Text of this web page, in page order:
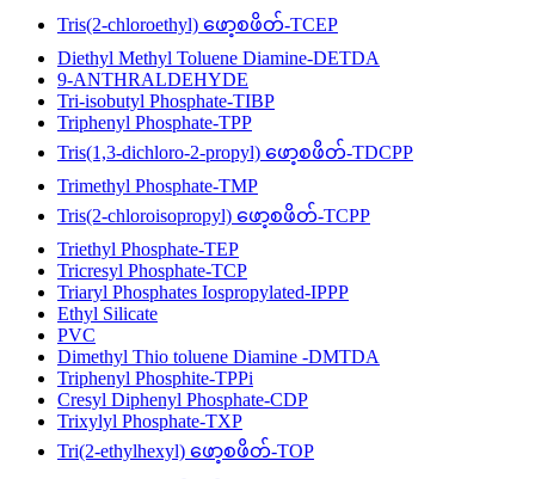
Tris(2-chloroethyl) ဖော့စဖိတ်-TCEP
Diethyl Methyl Toluene Diamine-DETDA
9-ANTHRALDEHYDE
Tri-isobutyl Phosphate-TIBP
Triphenyl Phosphate-TPP
Tris(1,3-dichloro-2-propyl) ဖော့စဖိတ်-TDCPP
Trimethyl Phosphate-TMP
Tris(2-chloroisopropyl) ဖော့စဖိတ်-TCPP
Triethyl Phosphate-TEP
Tricresyl Phosphate-TCP
Triaryl Phosphates Iospropylated-IPPP
Ethyl Silicate
PVC
Dimethyl Thio toluene Diamine -DMTDA
Triphenyl Phosphite-TPPi
Cresyl Diphenyl Phosphate-CDP
Trixylyl Phosphate-TXP
Tri(2-ethylhexyl) ဖော့စဖိတ်-TOP